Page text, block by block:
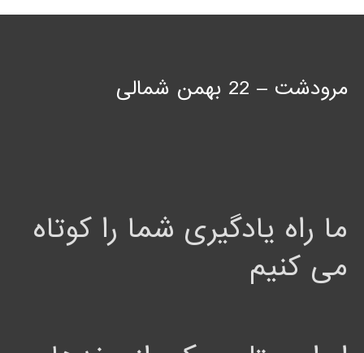
مرودشت – 22 بهمن شمالی
ما راه یادگیری شما را کوتاه
می کنیم